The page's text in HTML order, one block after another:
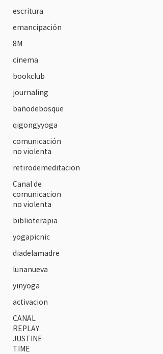
escritura
emancipación
8M
cinema
bookclub
journaling
bañodebosque
qigongyyoga
comunicación
no violenta
retirodemeditacion
Canal de
comunicacion
no violenta
biblioterapia
yogapicnic
diadelamadre
lunanueva
yinyoga
activacion
CANAL
REPLAY
JUSTINE
TIME